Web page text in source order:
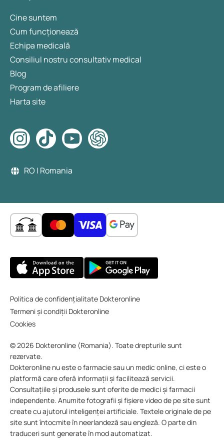
Cine suntem
Cum funcționează
Echipa medicală
Consiliul nostru consultativ medical
Blog
Program de afiliere
Harta site
RO | Romania
Politica de confidențialitate Dokteronline
Termeni și condiții Dokteronline
Cookies
© 2026 Dokteronline (Romania). Toate drepturile sunt
rezervate.
Dokteronline nu este o farmacie sau un medic online, ci este o
platformă care oferă informații și facilitează servicii.
Consultațiile și produsele sunt oferite de medici și farmacii
independente. Anumite fotografii și fișiere video de pe site sunt
create cu ajutorul inteligenței artificiale. Textele originale de pe
site sunt întocmite în neerlandeză sau engleză. O parte din
traduceri sunt generate în mod automatizat.